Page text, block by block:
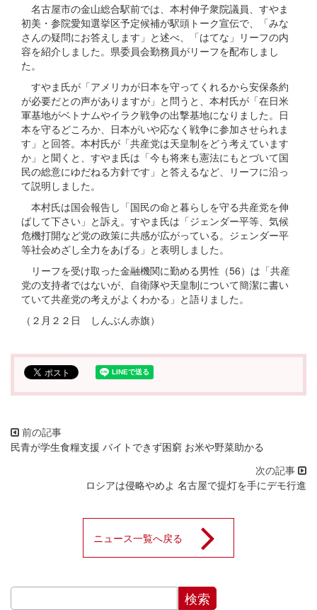
名古屋市の金山総合駅前では、本村伸子衆院議員、すやま
初美・参院愛知選挙区予定候補が駅頭トーク宣伝で、「みな
さんの疑問にお答えします」と述べ、「はてな」リーフの内
容を紹介しました。県委員会勤務員がリーフを配布しまし
た。
すやま氏が「アメリカが日本を守ってくれるから安保条約
が必要だとの声がありますが」と問うと、本村氏が「在日米
軍基地がベトナムやイラク戦争の出撃基地になりました。日
本を守るどころか、日本がいや応なく戦争に参加させられま
す」と回答。本村氏が「共産党は天皇制をどう考えています
か」と聞くと、すやま氏は「今も将来も憲法にもとづいて国
民の総意にゆだねる方針です」と答えるなど、リーフに沿っ
て説明しました。
本村氏は国会報告し「国民の命と暮らしを守る共産党を伸
ばして下さい」と訴え。すやま氏は「ジェンダー平等、気候
危機打開など党の政策に共感が広がっている。ジェンダー平
等社会めざし全力をあげる」と表明しました。
リーフを受け取った金融機関に勤める男性（56）は「共産
党の支持者ではないが、自衛隊や天皇制について簡潔に書い
ていて共産党の考えがよくわかる」と語りました。
（２月２２日 しんぶん赤旗）
民青が学生食糧支援 バイトできず困窮 お米や野菜助かる
ロシアは侵略やめよ 名古屋で提灯を手にデモ行進
ニュース一覧へ戻る